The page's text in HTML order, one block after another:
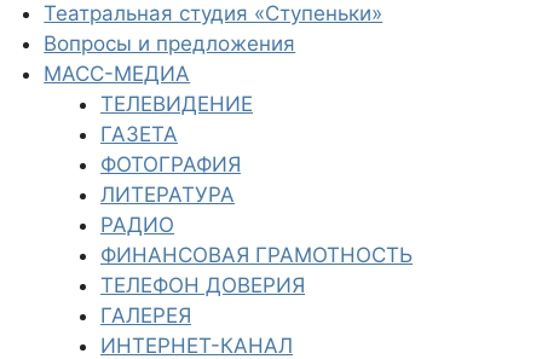
Театральная студия «Ступеньки»
Вопросы и предложения
МАСС-МЕДИА
ТЕЛЕВИДЕНИЕ
ГАЗЕТА
ФОТОГРАФИЯ
ЛИТЕРАТУРА
РАДИО
ФИНАНСОВАЯ ГРАМОТНОСТЬ
ТЕЛЕФОН ДОВЕРИЯ
ГАЛЕРЕЯ
ИНТЕРНЕТ-КАНАЛ